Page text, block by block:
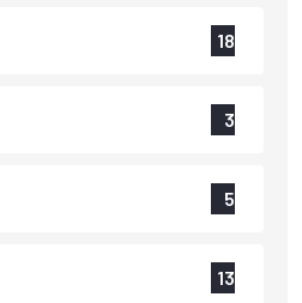
18
3
5
13